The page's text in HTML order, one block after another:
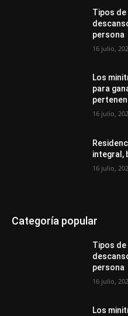
Tipos de
persona
16 julio,
Los
para
16 julio,
integral,
16 julio,
Categoría popular
Tipos de
persona
16 julio,
Los